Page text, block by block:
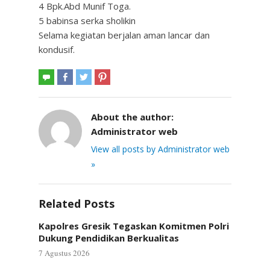
4 Bpk.Abd Munif Toga.
5 babinsa serka sholikin
Selama kegiatan berjalan aman lancar dan
kondusif.
About the author:
Administrator web
View all posts by Administrator web
»
Related Posts
Kapolres Gresik Tegaskan Komitmen Polri
Dukung Pendidikan Berkualitas
7 Agustus 2026